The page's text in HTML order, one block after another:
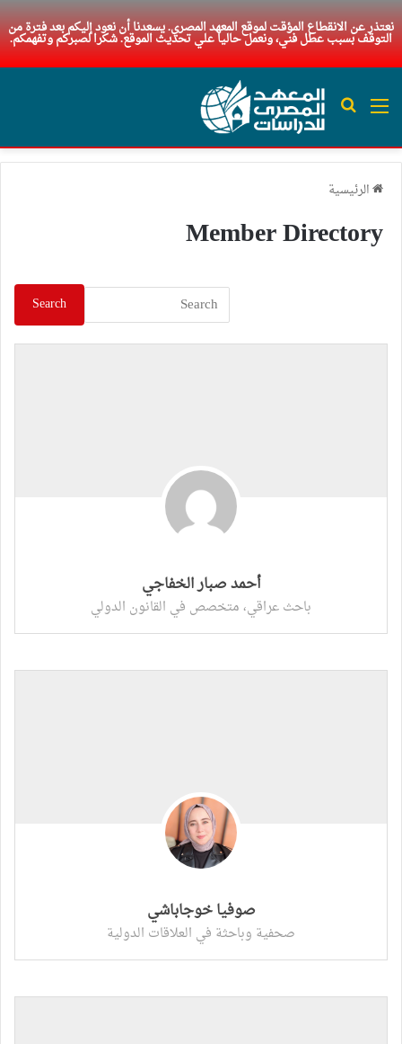
نعتذر عن الانقطاع المؤقت لموقع المعهد المصري. يسعدنا أن نعود إليكم بعد فترة من
التوقف بسبب عطل فني، ونعمل حاليا علي تحديث الموقع. شكرا لصبركم وتفهمكم.
القائمة بحث عن
الرئيسية
Member Directory
أحمد صبار الخفاجي
باحث عراقي، متخصص في القانون الدولي
صوفيا خوجاباشي
صحفية وباحثة في العلاقات الدولية